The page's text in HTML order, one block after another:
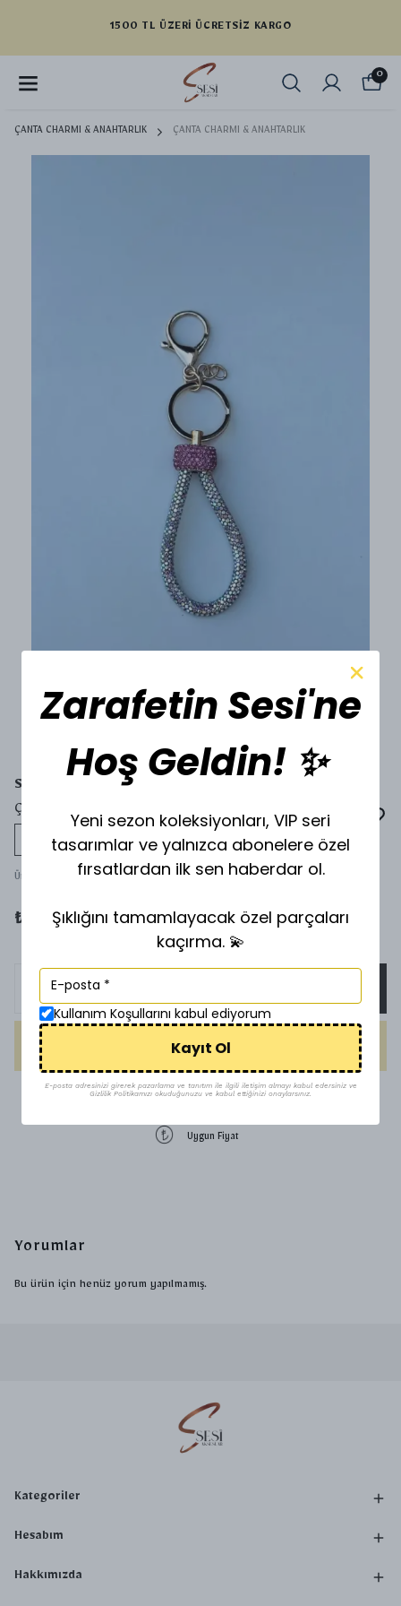
1500 TL ÜZERI ÜCRETSIZ KARGO
0
ÇANTA CHARMI & ANAHTARLIK ÇANTA CHARMI & ANAHTARLIK
SESİ
ÇANTA CHARMI & ANAHTARLIK
Tükeniyor
Ürün Kodu
₺ 300.00
HEMEN AL
1500 TL üzeri ücretsiz kargo
Uygun Fiyat
Yorumlar
Bu ürün için henüz yorum yapılmamış.
Kategoriler
Hesabım
Hakkımızda
Zarafetin Sesi'ne
Hoş Geldin! ✨
Yeni sezon koleksiyonları, VIP seri
tasarımlar ve yalnızca abonelere özel
fırsatlardan ilk sen haberdar ol.
Şıklığını tamamlayacak özel parçaları
kaçırma. 💫
Kullanım Koşullarını kabul ediyorum
Kayıt Ol
E-posta adresinizi girerek pazarlama ve tanıtım ile ilgili iletişim almayı kabul edersiniz ve
Gizlilik Politikamızı okuduğunuzu ve kabul ettiğinizi onaylarsınız.